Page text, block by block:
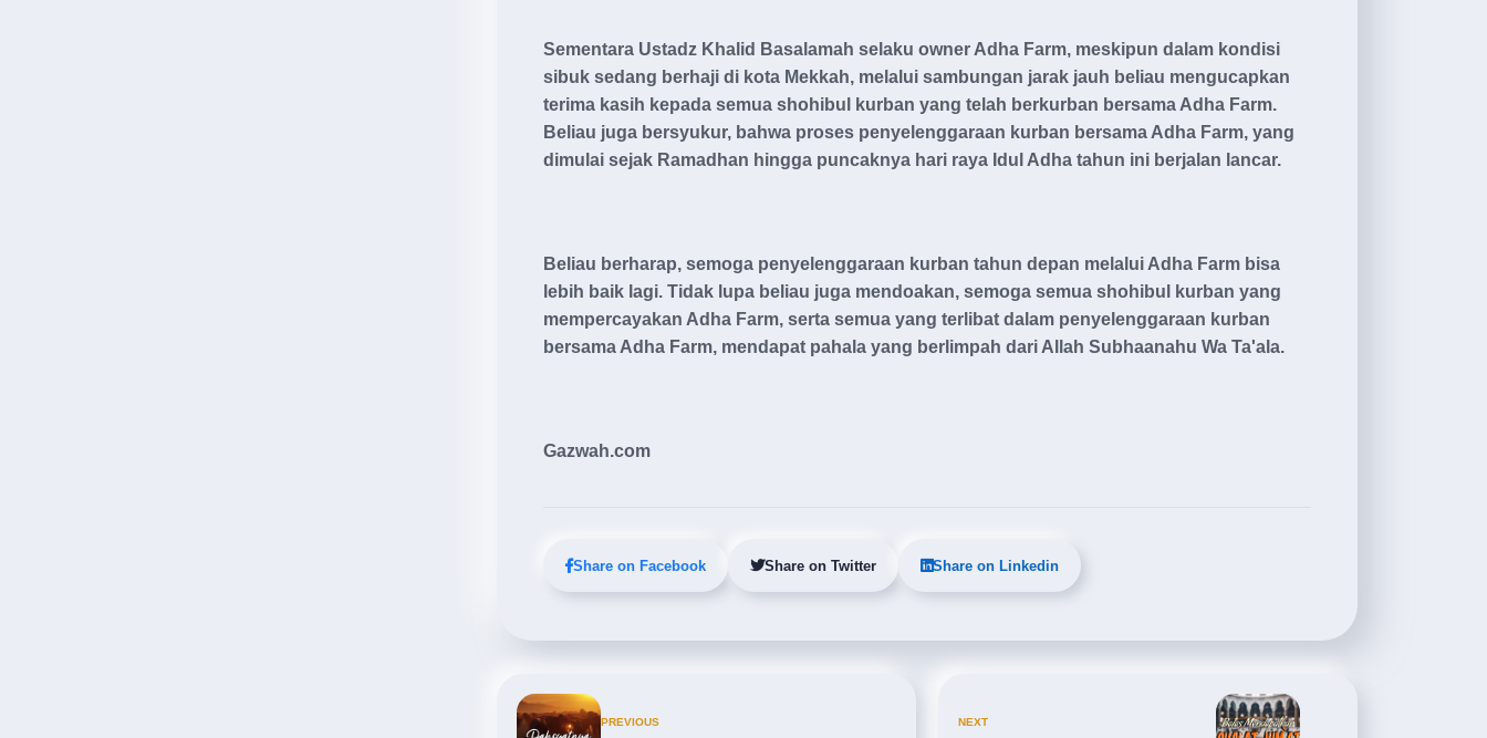
Sementara Ustadz Khalid Basalamah selaku owner Adha Farm, meskipun dalam kondisi
sibuk sedang berhaji di kota Mekkah, melalui sambungan jarak jauh beliau mengucapkan
terima kasih kepada semua shohibul kurban yang telah berkurban bersama Adha Farm.
Beliau juga bersyukur, bahwa proses penyelenggaraan kurban bersama Adha Farm, yang
dimulai sejak Ramadhan hingga puncaknya hari raya Idul Adha tahun ini berjalan lancar.
Beliau berharap, semoga penyelenggaraan kurban tahun depan melalui Adha Farm bisa
lebih baik lagi. Tidak lupa beliau juga mendoakan, semoga semua shohibul kurban yang
mempercayakan Adha Farm, serta semua yang terlibat dalam penyelenggaraan kurban
bersama Adha Farm, mendapat pahala yang berlimpah dari Allah Subhaanahu Wa Ta'ala.
Gazwah.com
Share on Facebook Share on Twitter Share on Linkedin
PREVIOUS NEXT